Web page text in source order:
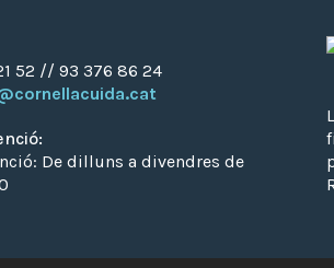
52 // 93 376 86 24
De dilluns a divendres de